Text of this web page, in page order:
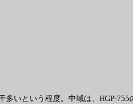
いという程度。中域は、HGP-